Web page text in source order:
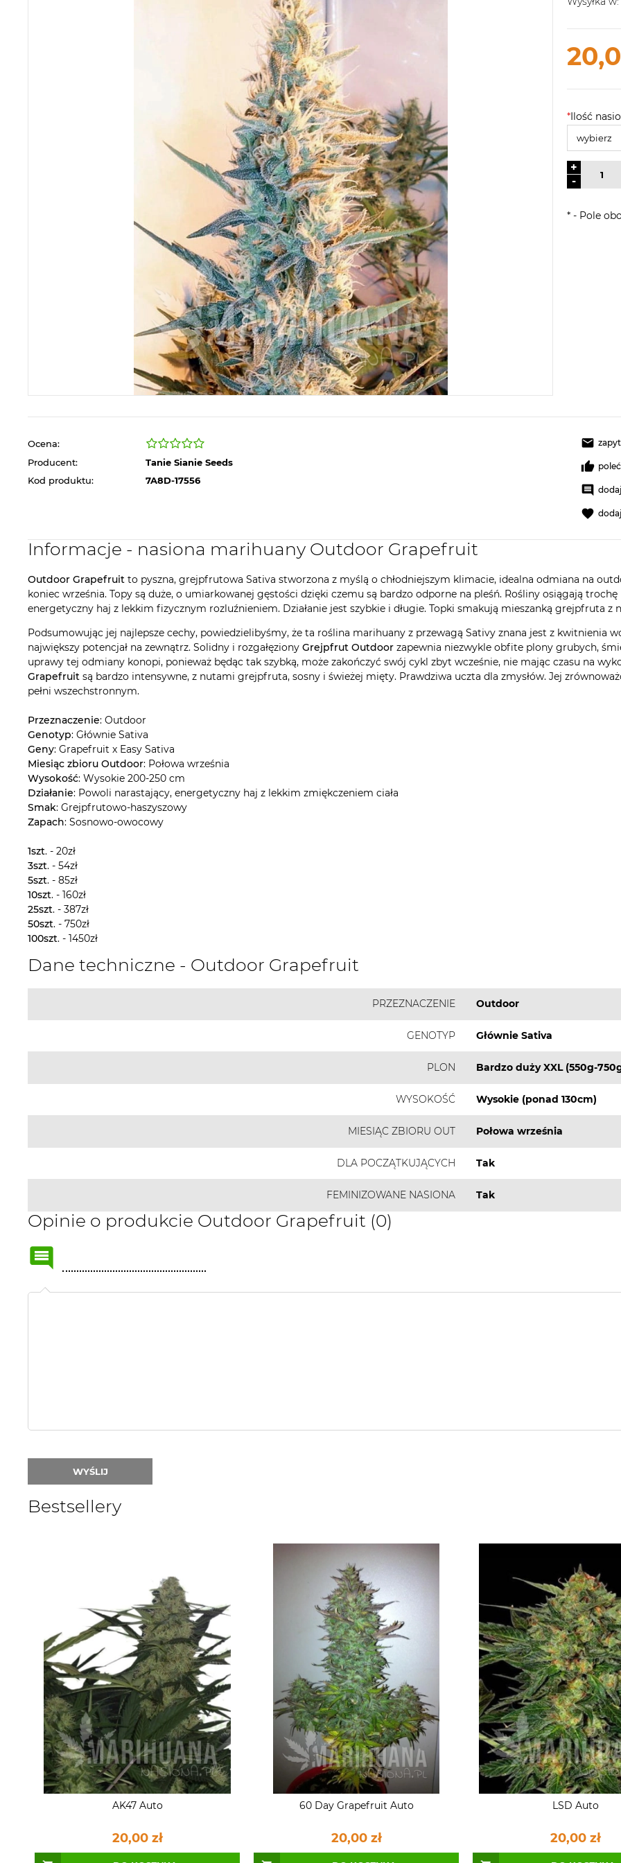
*Ilość
-
+
* - Pole
Ocena:
Producent:
Tanie Sianie Seeds
Kod produktu:
7A8D-17556
Informacje - nasiona marihuany Outdoor Grapefruit
Outdoor Grapefruit to pyszna, grejpfrutowa Sativa stworzona z myślą o chłodniejszym klimacie, idealna odmiana na
koniec września. Topy są duże, o umiarkowanej gęstości dzięki czemu są bardzo odporne na pleśń. Rośliny osiągają
energetyczny haj z lekkim fizycznym rozluźnieniem. Działanie jest szybkie i długie. Topki smakują mieszanką grejpfruta z
Podsumowując jej najlepsze cechy, powiedzielibyśmy, że ta roślina marihuany z przewagą Sativy znana jest z kwitnienia
największy potencjał na zewnątrz. Solidny i rozgałęziony Grejpfrut Outdoor zapewnia niezwykle obfite plony grubych,
uprawy tej odmiany konopi, ponieważ będąc tak szybką, może zakończyć swój cykl zbyt wcześnie, nie mając czasu na
Grapefruit są bardzo intensywne, z nutami grejpfruta, sosny i świeżej mięty. Prawdziwa uczta dla zmysłów. Jej
pełni wszechstronnym.
Przeznaczenie: Outdoor
Genotyp: Głównie Sativa
Geny: Grapefruit x Easy Sativa
Miesiąc zbioru Outdoor: Połowa września
Wysokość: Wysokie 200-250 cm
Działanie: Powoli narastający, energetyczny haj z lekkim zmiękczeniem ciała
Smak: Grejpfrutowo-haszyszowy
Zapach: Sosnowo-owocowy
1szt. - 20zł
3szt. - 54zł
5szt. - 85zł
10szt. - 160zł
25szt. - 387zł
50szt. - 750zł
100szt. - 1450zł
Dane techniczne - Outdoor Grapefruit
PRZEZNACZENIE Outdoor
GENOTYP Głównie Sativa
PLON Bardzo duży XXL (550g-
WYSOKOŚĆ Wysokie (ponad 130cm)
MIESIĄC ZBIORU OUT Połowa września
DLA POCZĄTKUJĄCYCH Tak
FEMINIZOWANE NASIONA Tak
Opinie o produkcie Outdoor Grapefruit (0)
WYŚLIJ
Bestsellery
AK47 Auto
20,00 zł
60 Day Grapefruit Auto
20,00 zł
LSD Auto
20,00 zł